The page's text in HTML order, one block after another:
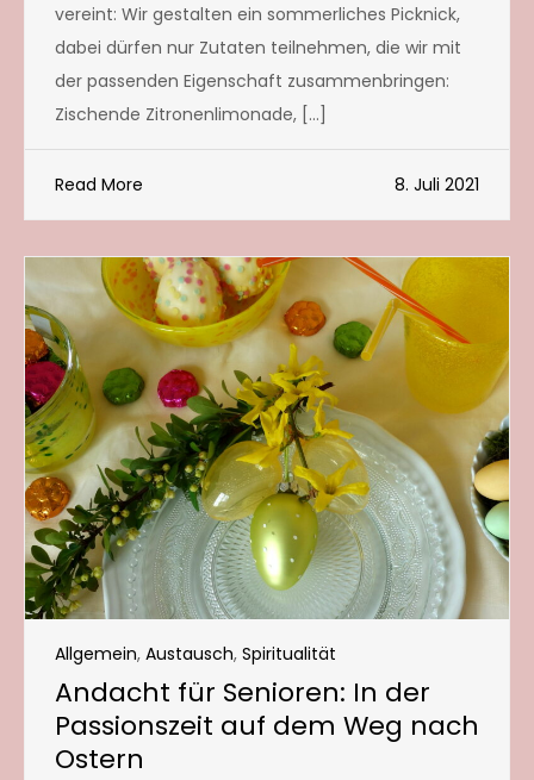
vereint: Wir gestalten ein sommerliches Picknick,
dabei dürfen nur Zutaten teilnehmen, die wir mit
der passenden Eigenschaft zusammenbringen:
Zischende Zitronenlimonade, […]
Read More 8. Juli 2021
Allgemein, Austausch, Spiritualität
Andacht für Senioren: In der
Passionszeit auf dem Weg nach
Ostern